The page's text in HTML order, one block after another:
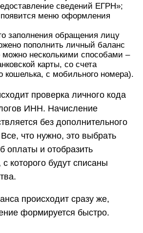
сведений ЕГРН»;
появится меню оформления
заполнения обращения лицу
пополнить личный баланс
можно несколькими способами –
карты, со счета
кошелька, с мобильного номера).
проверка личного кода
ИНН. Начисление
без дополнительного
что нужно, это выбрать
оплаты и отобразить
с которого будут списаны
происходит сразу же,
формируется быстро.